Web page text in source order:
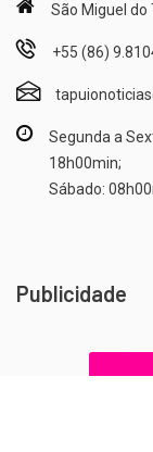
São Miguel do
+55 (86)
Segunda a
18h00min;
Sábado:
Publicidade